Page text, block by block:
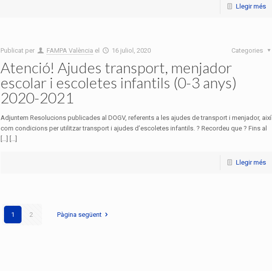
Llegir més
Publicat per FAMPA València el 16 juliol, 2020 Categories
Atenció! Ajudes transport, menjador
escolar i escoletes infantils (0-3 anys)
2020-2021
Adjuntem Resolucions publicades al DOGV, referents a les ajudes de transport i menjador, així
com condicions per utilitzar transport i ajudes d’escoletes infantils. ? Recordeu que ? Fins al
[…] [...]
Llegir més
1 2 Pàgina següent